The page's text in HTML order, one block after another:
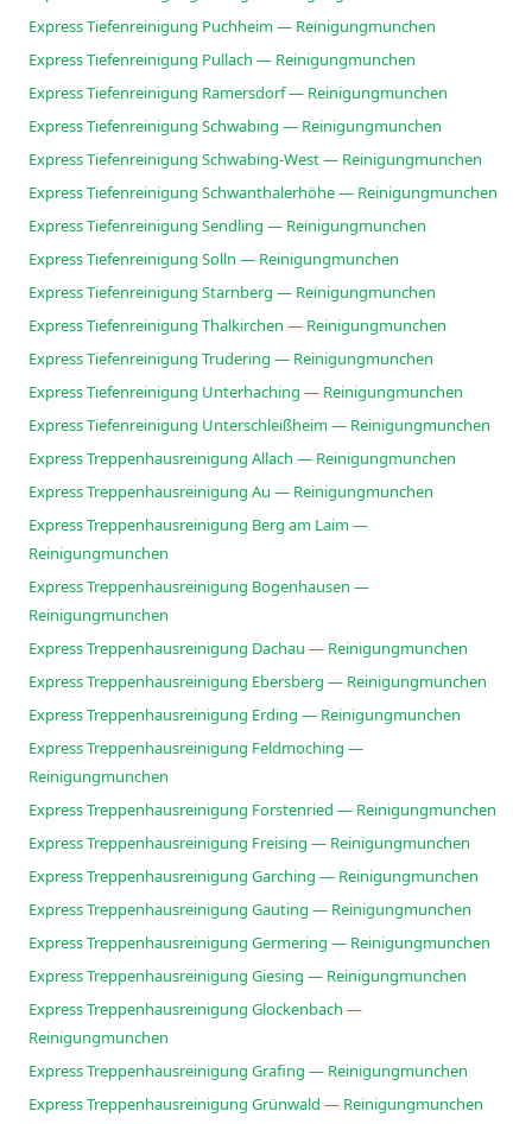
Express Tiefenreinigung Puchheim — Reinigungmunchen
Express Tiefenreinigung Pullach — Reinigungmunchen
Express Tiefenreinigung Ramersdorf — Reinigungmunchen
Express Tiefenreinigung Schwabing — Reinigungmunchen
Express Tiefenreinigung Schwabing-West — Reinigungmunchen
Express Tiefenreinigung Schwanthalerhöhe — Reinigungmunchen
Express Tiefenreinigung Sendling — Reinigungmunchen
Express Tiefenreinigung Solln — Reinigungmunchen
Express Tiefenreinigung Starnberg — Reinigungmunchen
Express Tiefenreinigung Thalkirchen — Reinigungmunchen
Express Tiefenreinigung Trudering — Reinigungmunchen
Express Tiefenreinigung Unterhaching — Reinigungmunchen
Express Tiefenreinigung Unterschleißheim — Reinigungmunchen
Express Treppenhausreinigung Allach — Reinigungmunchen
Express Treppenhausreinigung Au — Reinigungmunchen
Express Treppenhausreinigung Berg am Laim —
Reinigungmunchen
Express Treppenhausreinigung Bogenhausen —
Reinigungmunchen
Express Treppenhausreinigung Dachau — Reinigungmunchen
Express Treppenhausreinigung Ebersberg — Reinigungmunchen
Express Treppenhausreinigung Erding — Reinigungmunchen
Express Treppenhausreinigung Feldmoching —
Reinigungmunchen
Express Treppenhausreinigung Forstenried — Reinigungmunchen
Express Treppenhausreinigung Freising — Reinigungmunchen
Express Treppenhausreinigung Garching — Reinigungmunchen
Express Treppenhausreinigung Gauting — Reinigungmunchen
Express Treppenhausreinigung Germering — Reinigungmunchen
Express Treppenhausreinigung Giesing — Reinigungmunchen
Express Treppenhausreinigung Glockenbach —
Reinigungmunchen
Express Treppenhausreinigung Grafing — Reinigungmunchen
Express Treppenhausreinigung Grünwald — Reinigungmunchen